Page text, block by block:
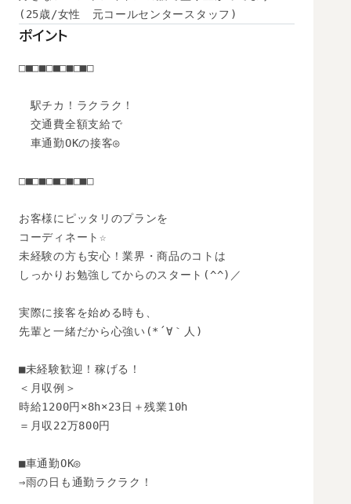
(25歳/女性　元コールセンタースタッフ)
ポイント
□■□■□■□■□■□
駅チカ！ラクラク！
交通費全額支給で
車通勤OKの接客◎
□■□■□■□■□■□
お客様にピッタリのプランを
コーディネート☆
未経験の方も安心！業界・商品のコトは
しっかりお勉強してからのスタート(^^)／
実際に接客を始める時も、
先輩と一緒だから心強い(*´∀｀人)
■未経験歓迎！稼げる！
＜月収例＞
時給1200円×8h×23日＋残業10h
＝月収22万800円
■車通勤OK◎
⇒雨の日も通勤ラクラク！